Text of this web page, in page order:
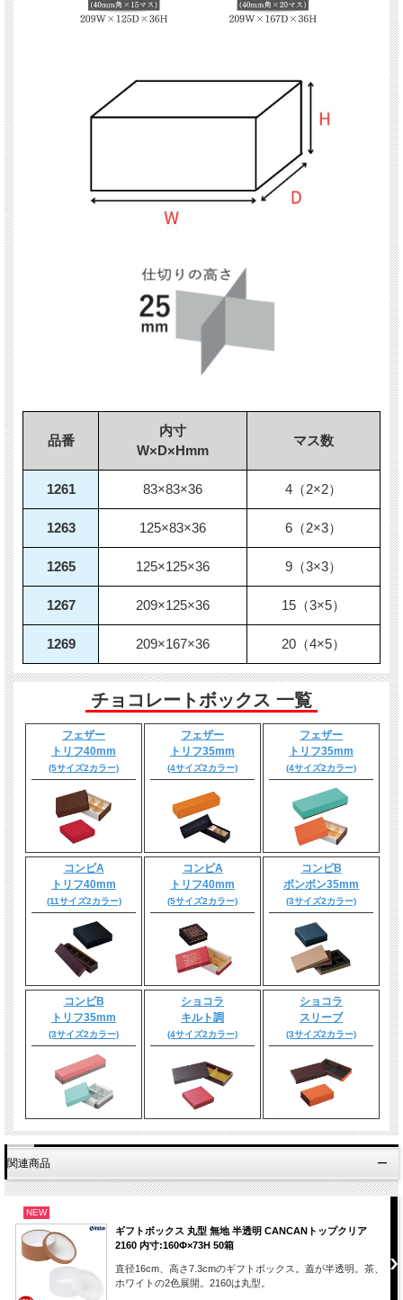
品番
内寸
W×D×Hmm
マス数
1261 83×83×36 4（2×2）
1263 125×83×36 6（2×3）
1265 125×125×36 9（3×3）
1267 209×125×36 15（3×5）
1269 209×167×36 20（4×5）
チョコレートボックス 一覧
フェザー
トリフ40mm
(5サイズ2カラー)
フェザー
トリフ35mm
(4サイズ2カラー)
フェザー
トリフ35mm
(4サイズ2カラー)
コンビA
トリフ40mm
(11サイズ2カラー)
コンビA
トリフ40mm
(5サイズ2カラー)
コンビB
ボンボン35mm
(3サイズ2カラー)
コンビB
トリフ35mm
(3サイズ2カラー)
ショコラ
キルト調
(4サイズ2カラー)
ショコラ
スリーブ
(3サイズ2カラー)
関連商品
NEW
ギフトボックス 丸型 無地 半透明 CANCANトップクリア
2160 内寸:160Φ×73H 50箱
直径16cm、高さ7.3cmのギフトボックス。蓋が半透明。茶、
ホワイトの2色展開。2160は丸型。